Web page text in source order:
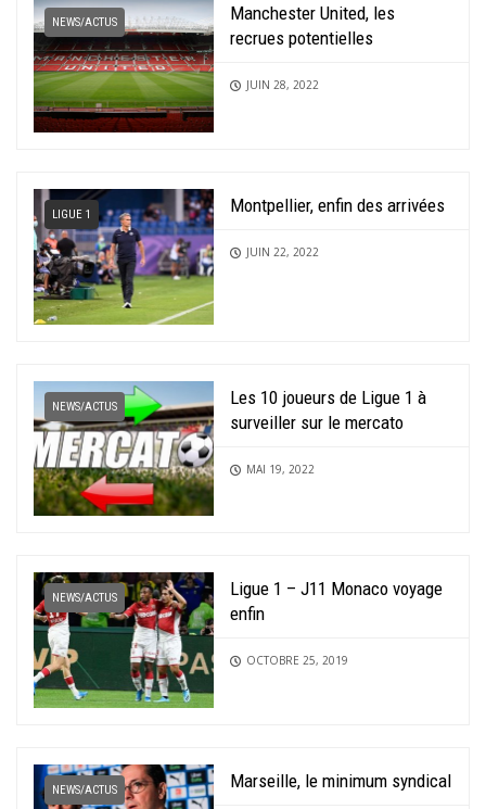
NEWS/ACTUS
Manchester United, les
recrues potentielles
JUIN 28, 2022
LIGUE 1 Montpellier, enfin des arrivées
JUIN 22, 2022
NEWS/ACTUS
Les 10 joueurs de Ligue 1 à
surveiller sur le mercato
MAI 19, 2022
NEWS/ACTUS
Ligue 1 – J11 Monaco voyage
enfin
OCTOBRE 25, 2019
NEWS/ACTUS Marseille, le minimum syndical